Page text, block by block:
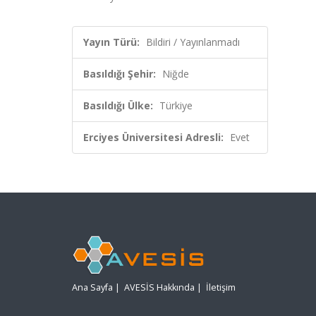
Yayın Türü: Bildiri / Yayınlanmadı
Basıldığı Şehir: Niğde
Basıldığı Ülke: Türkiye
Erciyes Üniversitesi Adresli: Evet
Ana Sayfa | AVESİS Hakkında | İletişim